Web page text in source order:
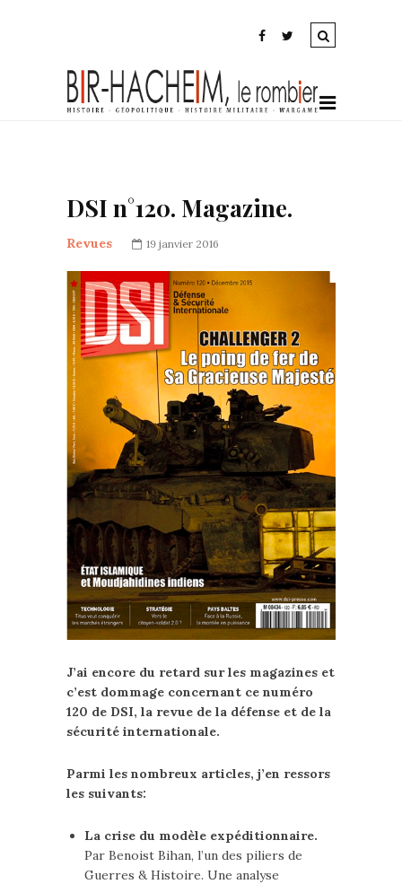
DSI n°120. Magazine.
Revues 19 janvier 2016
J’ai encore du retard sur les magazines et
c’est dommage concernant ce numéro
120 de DSI, la revue de la défense et de la
sécurité internationale.
Parmi les nombreux articles, j’en ressors
les suivants:
La crise du modèle expéditionnaire.
Par Benoist Bihan, l’un des piliers de
Guerres & Histoire. Une analyse